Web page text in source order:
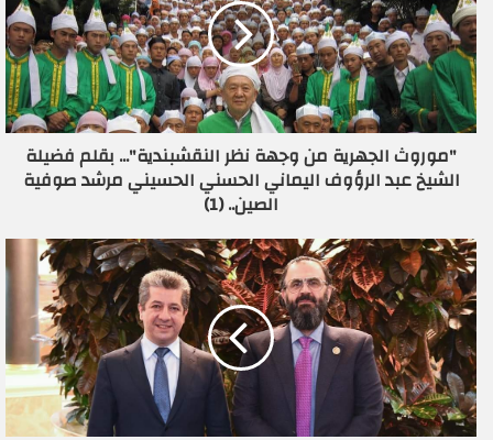
ل
إ
ل
ك
ت
ن
"موروث الجهرية من وجهة نظر النقشبندية"... بقلم فضيلة
الشيخ عبد الرؤوف اليماني الحسني الحسيني مرشد صوفية
الصين.. (1)